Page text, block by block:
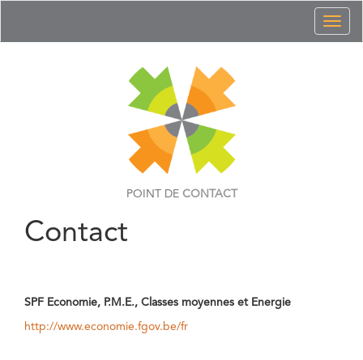
POINT DE CONTACT
Contact
SPF Economie, P.M.E., Classes moyennes et Energie
http://www.economie.fgov.be/fr